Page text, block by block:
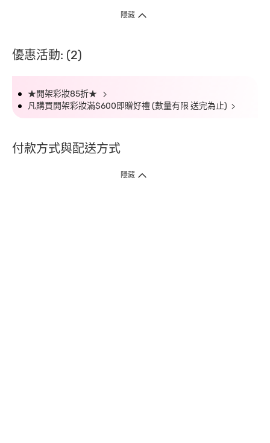
隱藏
優惠活動: (2)
★開架彩妝85折★
凡購買開架彩妝滿$600即贈好禮 (數量有限 送完為止)
付款方式與配送方式
隱藏